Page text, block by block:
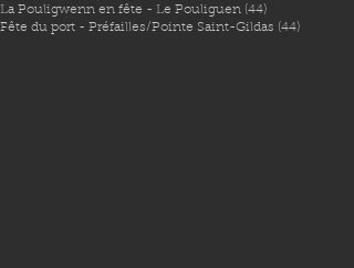
La Pouligwenn en fête - Le Pouliguen (44)
Fête du port - Préfailles/Pointe Saint-Gildas (44)